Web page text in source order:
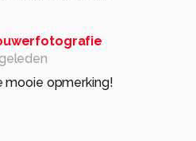
mooie opmerking!